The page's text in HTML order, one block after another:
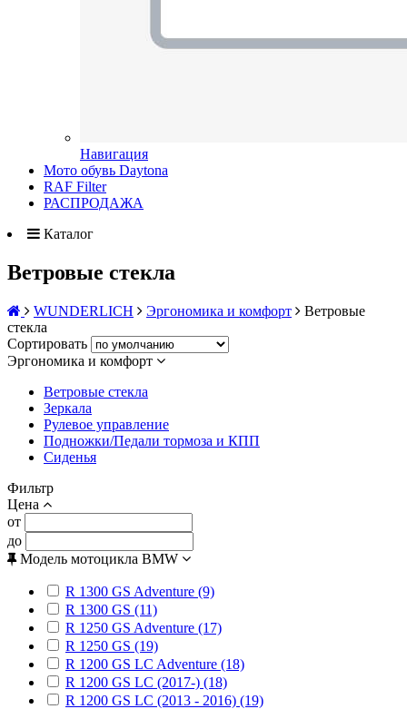
Навигация
Мото обувь Daytona
RAF Filter
РАСПРОДАЖА
Каталог
Ветровые стекла
WUNDERLICH Эргономика и комфорт
Ветровые
стекла
Сортировать
Эргономика и комфорт
Ветровые стекла
Зеркала
Рулевое управление
Подножки/Педали тормоза и КПП
Сиденья
Фильтр
Цена
от
до
Модель мотоцикла BMW
R 1300 GS Adventure (9)
R 1300 GS (11)
R 1250 GS Adventure (17)
R 1250 GS (19)
R 1200 GS LC Adventure (18)
R 1200 GS LC (2017-) (18)
R 1200 GS LC (2013 - 2016) (19)